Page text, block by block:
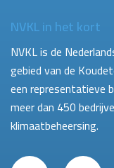
NVKL in het kort
NVKL is de
gebied van de
een representatieve
meer dan 450
klimaatbeheersing.